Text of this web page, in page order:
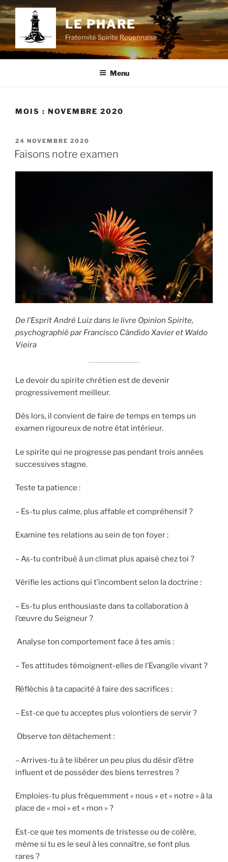
Aller
au
contenu
principal
LE PHARE
Fraternité Spirite Rouennaise
Menu
MOIS : NOVEMBRE 2020
PUBLIÉ
LE
24 NOVEMBRE 2020
Faisons notre examen
De l’Esprit André Luiz dans le livre Opinion Spirite,
psychographié par Francisco Cândido Xavier et Waldo
Vieira
Le devoir du spirite chrétien est de devenir
progressivement meilleur.
Dès lors, il convient de faire de temps en temps un
examen rigoureux de notre état intérieur.
Le spirite qui ne progresse pas pendant trois années
successives stagne.
Teste ta patience :
– Es-tu plus calme, plus affable et compréhensif ?
Examine tes relations au sein de ton foyer :
– As-tu contribué à un climat plus apaisé chez toi ?
Vérifie les actions qui t’incombent selon la doctrine :
– Es-tu plus enthousiaste dans ta collaboration à
l’œuvre du Seigneur ?
Analyse ton comportement face à tes amis :
– Tes attitudes témoignent-elles de l’Evangile vivant ?
Réfléchis à ta capacité à faire des sacrifices :
– Est-ce que tu acceptes plus volontiers de servir ?
Observe ton détachement :
– Arrives-tu à te libérer un peu plus du désir d’être
influent et de posséder des biens terrestres ?
Emploies-tu plus fréquemment « nous » et « notre » à la
place de « moi » et « mon » ?
Est-ce que tes moments de tristesse ou de colère,
même si tu es le seul à les connaître, se font plus
rares ?